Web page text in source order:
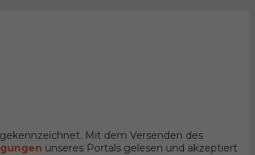
Mit dem Versenden des
unseres Portals gelesen und akzeptiert